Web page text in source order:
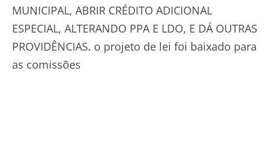
MUNICIPAL, ABRIR CRÉDITO ADICIONAL
ESPECIAL, ALTERANDO PPA E LDO, E DÁ OUTRAS
PROVIDÊNCIAS. o projeto de lei foi baixado para
as comissões